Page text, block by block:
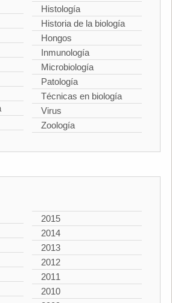
Histología
Historia de la biología
Hongos
Inmunología
Microbiología
Patología
Técnicas en biología
Virus
Zoología
2015
2014
2013
2012
2011
2010